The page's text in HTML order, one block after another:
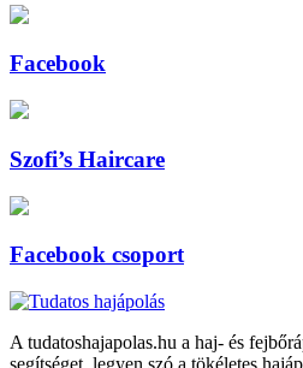
Facebook
Szofi’s Haircare
Facebook csoport
A tudatoshajapolas.hu a haj- és
segítséget, legyen szó a tökéletes